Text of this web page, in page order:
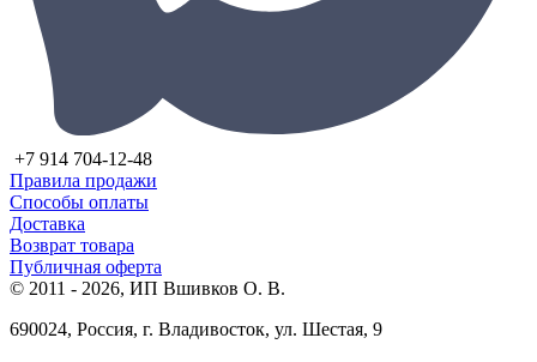
+7 914 704-12-48
Правила продажи
Способы оплаты
Доставка
Возврат товара
Публичная оферта
© 2011 - 2026, ИП Вшивков О. В.
690024, Россия, г. Владивосток, ул. Шестая, 9